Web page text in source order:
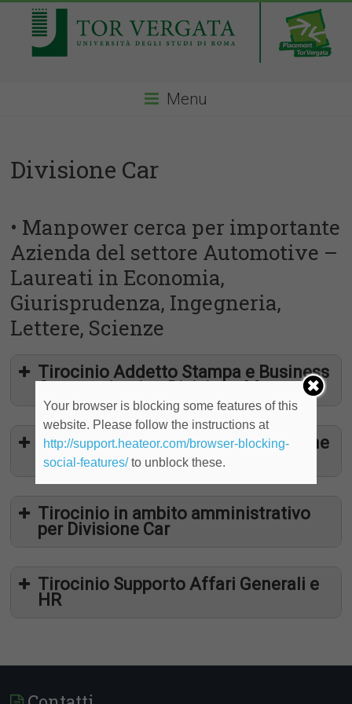
Menu
Divisione Car
• Manpower cerca per importante
Azienda del settore Automotive –
Laureati in Economia,
Giurisprudenza, Ingegneria,
Lettere, Scienze
Tirocinio Addetto Stampa e Business
Tirocinio Sales Department Divisione
Moto
Tirocinio in ambito amministrativo
per Divisione Car
Tirocinio Supporto Affari Generali e
HR
Your browser is blocking some features of this
website. Please follow the instructions at
http://support.heateor.com/browser-blocking-
social-features/to unblock these.